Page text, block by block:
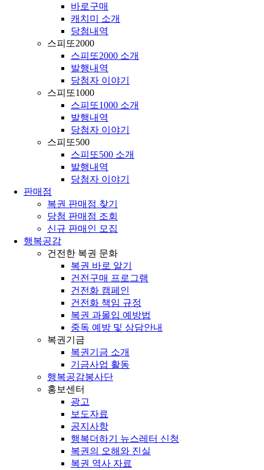
바로구매
캐치미 소개
당첨내역
스피또2000
스피또2000 소개
발행내역
당첨자 이야기
스피또1000
스피또1000 소개
발행내역
당첨자 이야기
스피또500
스피또500 소개
발행내역
당첨자 이야기
판매점
복권 판매점 찾기
당첨 판매점 조회
신규 판매인 모집
행복공감
건전한 복권 문화
복권 바로 알기
건전구매 프로그램
건전화 캠페인
건전화 책임 규정
복권 과몰입 예방법
중독 예방 및 상담안내
복권기금
복권기금 소개
기금사업 활동
행복공감봉사단
홍보센터
광고
보도자료
공지사항
행복더하기 뉴스레터 신청
복권의 오해와 진실
복권 역사 자료